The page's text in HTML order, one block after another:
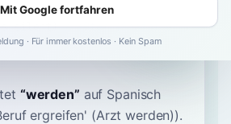
silent) /ˈaθte/ (Spain) or
“werden” auf Spanisch
ergreifen' (Arzt werden)).
Mit Google fortfahren
· Für immer kostenlos · Kein Spam